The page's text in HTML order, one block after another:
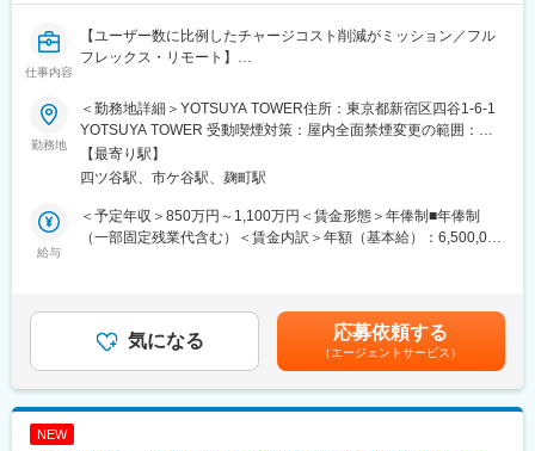
◆販売戦略・営業戦略の企画および推進
◆営業職員の採用・育成・マネジメント
◆営業活動支援（営業同行、基盤開拓支援等）
◆支部運営および将来の管理職候補としての各種マネジメント業
務
※営業同行や支部長業務の中で保険営業に携わる機会はあります
が、個人で営業数字を追うことを主業務とする職種ではありませ
■この仕事の魅力
営業や顧客折衝のスキルを活かしながら、一人ひとりの成長を支
援し、組織として成果を生み出す経験を積むことができます。
将来的には支部長として数十名規模の組織運営を担うだけでな
く、
その後はリテール部門以外にもホールセール、保険オペレーショ
仕事内容
【ユーザー数に比例したチャージコスト削減がミッション／フル
フレックス・リモート】
■PayPay
2018年にサービスを開始してから約7年で、ユーザー数7,000万人
を突破したフィンテック企業「PayPay」。
私たちは日本におけるキャッシュレス決済、そしてそれを基盤と
した金融ライフプラットフォームの普及を一気に推進することを
目指しています。
■募集背景
ダー候補）を募集いたします。
これまでは、（もちろんコストを意識しながら）PayPayチャージ
が可能な金融機関を拡大していくことでユーザーの利便性を向上
勤務地
＜勤務地詳細＞YOTSUYA TOWER住所：東京都新宿区四谷1-6-1
YOTSUYA TOWER 受動喫煙対策：屋内全面禁煙変更の範囲：会
社の定める事業所（リモートワーク含む）
【最寄り駅】
四ツ谷駅、市ケ谷駅、麹町駅
給与
＜予定年収＞850万円～1,100万円＜賃金形態＞年俸制■年俸制
（一部固定残業代含む）＜賃金内訳＞年額（基本給）：6,500,000
＜昇給有無＞有＜残業手当＞有＜給与補足＞■経験、スキル、業
績、貢献度に応じ当社規定により決定■毎年1回見直し■時間外勤
務手当、深夜勤務手当有※給与支給について、一部をPayPayアカ
ウントで受け取ることが可能です（給与デジタル支払いに対応）
賃金はあくまでも目安の金額であり、選考を通じて上下する可能
気になる 応募依頼する
（エージェントサービス）
NEW